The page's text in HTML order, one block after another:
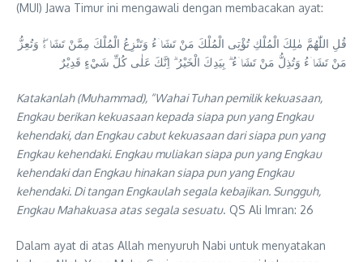
(MUI) Jawa Timur ini mengawali dengan membacakan ayat:
قُلِ اللّٰهُمَّ مٰلِكَ الْمُلْكِ تُؤْتِى الْمُلْكَ مَنْ تَشَاۤءُ وَتَنْزِعُ الْمُلْكَ مِمَّنْ تَشَاۤءُۖ وَتُعِزُّ
مَنْ تَشَاۤءُ وَتُذِلُّ مَنْ تَشَاۤءُ ۗ بِيَدِكَ الْخَيْرُ ۗ اِنَّكَ عَلٰى كُلِّ شَيْءٍ قَدِيْرٌ
Katakanlah (Muhammad), “Wahai Tuhan pemilik kekuasaan,
Engkau berikan kekuasaan kepada siapa pun yang Engkau
kehendaki, dan Engkau cabut kekuasaan dari siapa pun yang
Engkau kehendaki. Engkau muliakan siapa pun yang Engkau
kehendaki dan Engkau hinakan siapa pun yang Engkau
kehendaki. Di tangan Engkaulah segala kebajikan. Sungguh,
Engkau Mahakuasa atas segala sesuatu. QS Ali Imran: 26
Dalam ayat di atas Allah menyuruh Nabi untuk menyatakan